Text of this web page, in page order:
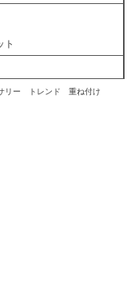
ト
リー トレンド 重ね付け